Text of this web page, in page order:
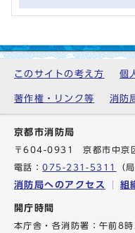
このサイトの考え方 個
著作権・リンク等 消防
京都市消防局
〒604-0931 京都市中京
電話：075-231-5311 （
消防局へのアクセス 組
開庁時間
本庁舎・各消防署：午前8